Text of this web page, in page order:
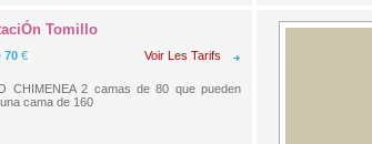
Tomillo
70 € Voir Les Tarifs
CHIMENEA 2 camas de 80 que pueden
cama de 160